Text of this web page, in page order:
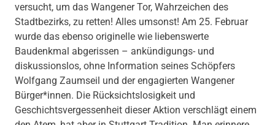
versucht, um das Wangener Tor, Wahrzeichen des
Stadtbezirks, zu retten! Alles umsonst! Am 25. Februar
wurde das ebenso originelle wie liebenswerte
Baudenkmal abgerissen – ankündigungs- und
diskussionslos, ohne Information seines Schöpfers
Wolfgang Zaumseil und der engagierten Wangener
Bürger*innen. Die Rücksichtslosigkeit und
Geschichtsvergessenheit dieser Aktion verschlägt einem